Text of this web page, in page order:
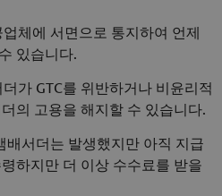
체에 서면으로 통지하여 언제
있습니다.
가 GTC를 위반하거나 비윤리적
의 고용을 해지할 수 있습니다.
배서더는 발생했지만 아직 지급
하지만 더 이상 수수료를 받을